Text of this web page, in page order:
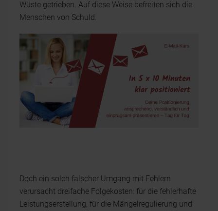
Wüste getrieben. Auf diese Weise befreiten sich die
Menschen von Schuld.
Doch ein solch falscher Umgang mit Fehlern
verursacht dreifache Folgekosten: für die fehlerhafte
Leistungserstellung, für die Mängelregulierung und